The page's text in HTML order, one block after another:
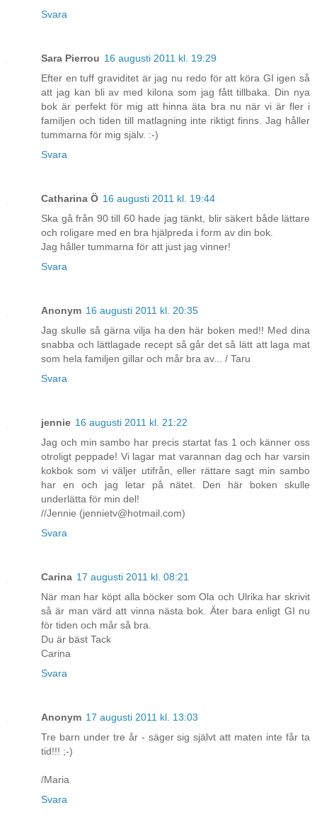
Svara
Sara Pierrou 16 augusti 2011 kl. 19:29
Efter en tuff graviditet är jag nu redo för att köra GI igen så
att jag kan bli av med kilona som jag fått tillbaka. Din nya
bok är perfekt för mig att hinna äta bra nu när vi är fler i
familjen och tiden till matlagning inte riktigt finns. Jag håller
tummarna för mig själv. :-)
Svara
Catharina Ö 16 augusti 2011 kl. 19:44
Ska gå från 90 till 60 hade jag tänkt, blir säkert både lättare
och roligare med en bra hjälpreda i form av din bok.
Jag håller tummarna för att just jag vinner!
Svara
Anonym 16 augusti 2011 kl. 20:35
Jag skulle så gärna vilja ha den här boken med!! Med dina
snabba och lättlagade recept så går det så lätt att laga mat
som hela familjen gillar och mår bra av... / Taru
Svara
jennie 16 augusti 2011 kl. 21:22
Jag och min sambo har precis startat fas 1 och känner oss
otroligt peppade! Vi lagar mat varannan dag och har varsin
kokbok som vi väljer utifrån, eller rättare sagt min sambo
har en och jag letar på nätet. Den här boken skulle
underlätta för min del!
//Jennie (jennietv@hotmail.com)
Svara
Carina 17 augusti 2011 kl. 08:21
När man har köpt alla böcker som Ola och Ulrika har skrivit
så är man värd att vinna nästa bok. Äter bara enligt GI nu
för tiden och mår så bra.
Du är bäst Tack
Carina
Svara
Anonym 17 augusti 2011 kl. 13:03
Tre barn under tre år - säger sig självt att maten inte får ta
tid!!! ;-)
/Maria
Svara